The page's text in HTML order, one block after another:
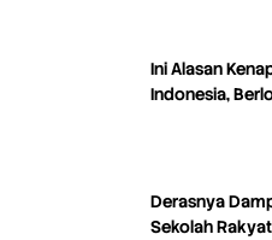
Ini Alasan
Indonesia,
Derasnya
Sekolah